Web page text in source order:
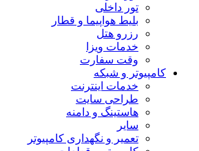
تور داخلی
بلیط هواپیما و قطار
رزرو هتل
خدمات ویزا
وقت سفارت
کامپیوتر و شبکه
خدمات اینترنت
طراحی سایت
هاستینگ و دامنه
سایر
تعمیر و نگهداری کامپیوتر